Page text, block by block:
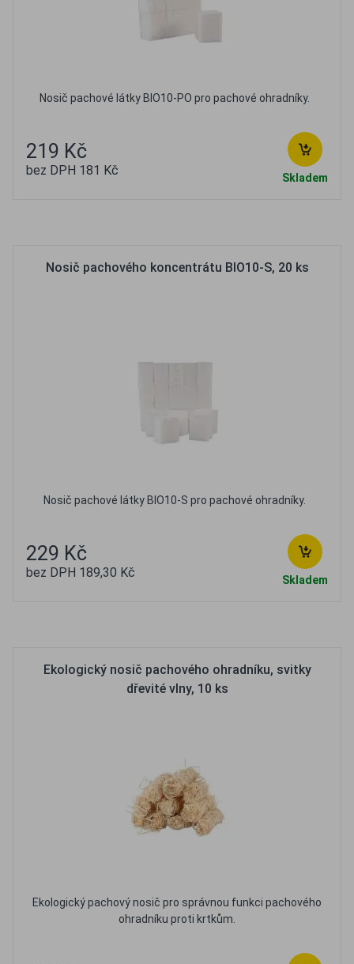
Nosič pachové látky BIO10-PO pro pachové ohradníky.
219 Kč
bez DPH 181 Kč Skladem
Nosič pachového koncentrátu BIO10-S, 20 ks
Nosič pachové látky BIO10-S pro pachové ohradníky.
229 Kč
bez DPH 189,30 Kč Skladem
Ekologický nosič pachového ohradníku, svitky
dřevité vlny, 10 ks
Ekologický pachový nosič pro správnou funkci pachového
ohradníku proti krtkům.